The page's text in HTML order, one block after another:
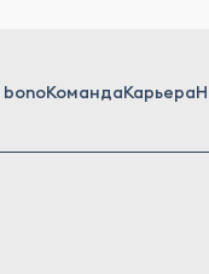
bonoКомандаКарьера